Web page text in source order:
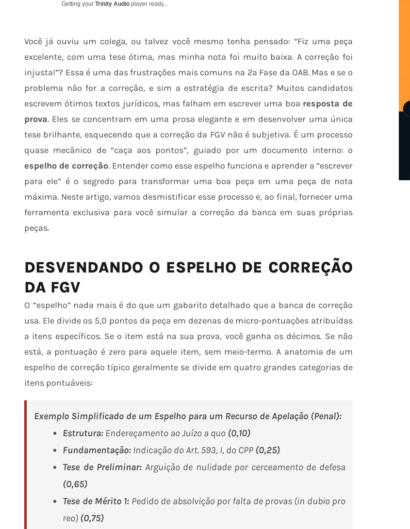
Getting your Trinity Audio player ready...
Você já ouviu um colega, ou talvez você mesmo tenha pensado: “Fiz uma peça
excelente, com uma tese ótima, mas minha nota foi muito baixa. A correção foi
injusta!”? Essa é uma das frustrações mais comuns na 2ª Fase da OAB. Mas e se o
problema não for a correção, e sim a estratégia de escrita? Muitos candidatos
escrevem ótimos textos jurídicos, mas falham em escrever uma boa resposta de
prova. Eles se concentram em uma prosa elegante e em desenvolver uma única
tese brilhante, esquecendo que a correção da FGV não é subjetiva. É um processo
quase mecânico de “caça aos pontos”, guiado por um documento interno: o
espelho de correção. Entender como esse espelho funciona e aprender a “escrever
para ele” é o segredo para transformar uma boa peça em uma peça de nota
máxima. Neste artigo, vamos desmistificar esse processo e, ao final, fornecer uma
ferramenta exclusiva para você simular a correção da banca em suas próprias
peças.
DESVENDANDO O ESPELHO DE CORREÇÃO
DA FGV
O “espelho” nada mais é do que um gabarito detalhado que a banca de correção
usa. Ele divide os 5,0 pontos da peça em dezenas de micro-pontuações atribuídas
a itens específicos. Se o item está na sua prova, você ganha os décimos. Se não
está, a pontuação é zero para aquele item, sem meio-termo. A anatomia de um
espelho de correção típico geralmente se divide em quatro grandes categorias de
itens pontuáveis:
Exemplo Simplificado de um Espelho para um Recurso de Apelação (Penal):
Estrutura: Endereçamento ao Juízo a quo (0,10)
Fundamentação: Indicação do Art. 593, I, do CPP (0,25)
Tese de Preliminar: Arguição de nulidade por cerceamento de defesa
(0,65)
Tese de Mérito 1: Pedido de absolvição por falta de provas (in dubio pro
reo) (0,75)